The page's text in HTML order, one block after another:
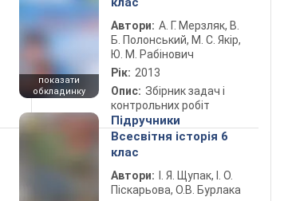
показати
обкладинку
Автори: А. Г. Мерзляк, В.
Б. Полонський, М. С. Якір,
Ю. М. Рабінович
Рік: 2013
Опис: Збірник задач і
контрольних робіт
Підручники
Всесвітня історія 6
клас
Автори:
І. Я. Щупак, І. О.
Піскарьова, О.В. Бурлака